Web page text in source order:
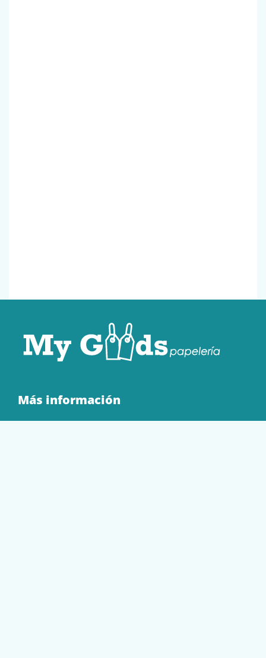
Más información